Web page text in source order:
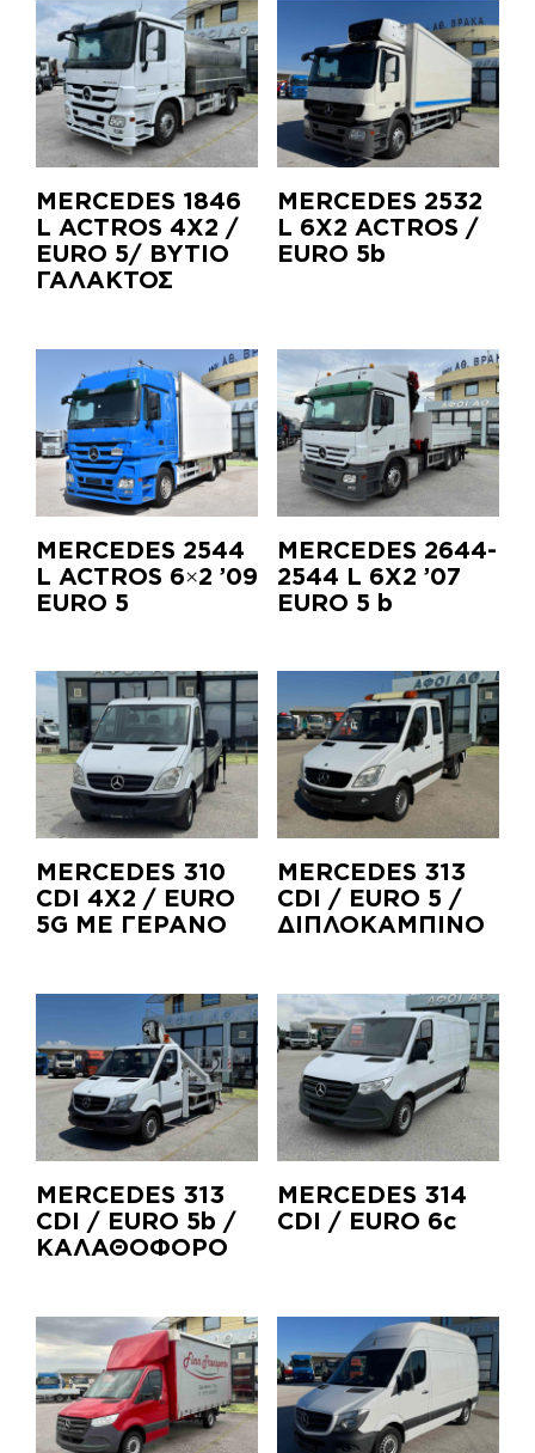
MERCEDES 1846
L ACTROS 4X2 /
EURO 5/ BYTIO
ΓΑΛΑΚΤΟΣ
MERCEDES 2532
L 6X2 ACTROS /
EURO 5b
MERCEDES 2544
L ACTROS 6×2 ’09
EURO 5
MERCEDES 2644-
2544 L 6X2 ’07
EURO 5 b
MERCEDES 310
CDI 4X2 / EURO
5G ΜΕ ΓΕΡΑΝΟ
MERCEDES 313
CDI / EURO 5 /
ΔΙΠΛΟΚΑΜΠΙΝΟ
MERCEDES 313
CDI / EURO 5b /
ΚΑΛΑΘΟΦΟΡΟ
MERCEDES 314
CDI / EURO 6c